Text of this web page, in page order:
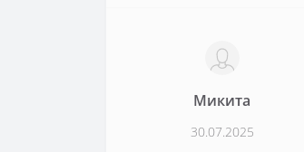
Микита
30.07.2025